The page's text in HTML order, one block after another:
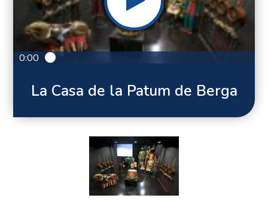
0:00
La Casa de la Patum de Berga